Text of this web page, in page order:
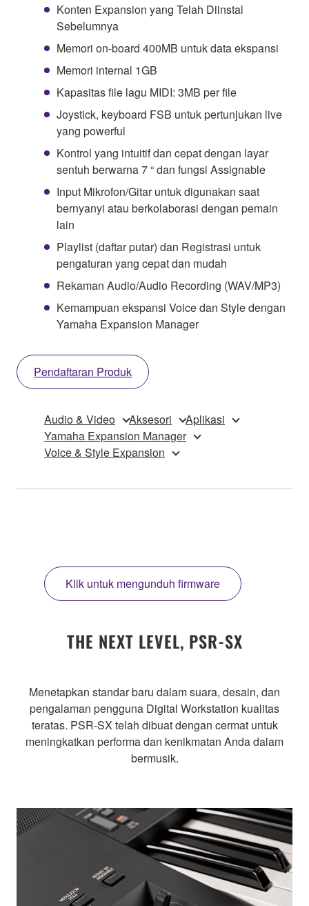
Konten Expansion yang Telah Diinstal
Sebelumnya
Memori on-board 400MB untuk data ekspansi
Memori internal 1GB
Kapasitas file lagu MIDI: 3MB per file
Joystick, keyboard FSB untuk pertunjukan live
yang powerful
Kontrol yang intuitif dan cepat dengan layar
sentuh berwarna 7 “ dan fungsi Assignable
Input Mikrofon/Gitar untuk digunakan saat
bernyanyi atau berkolaborasi dengan pemain
lain
Playlist (daftar putar) dan Registrasi untuk
pengaturan yang cepat dan mudah
Rekaman Audio/Audio Recording (WAV/MP3)
Kemampuan ekspansi Voice dan Style dengan
Yamaha Expansion Manager
Pendaftaran Produk
Audio & Video Aksesori
Aplikasi
Yamaha Expansion Manager
Voice & Style Expansion
Klik untuk mengunduh firmware
THE NEXT LEVEL, PSR-SX
Menetapkan standar baru dalam suara, desain, dan
pengalaman pengguna Digital Workstation kualitas
teratas. PSR-SX telah dibuat dengan cermat untuk
meningkatkan performa dan kenikmatan Anda dalam
bermusik.